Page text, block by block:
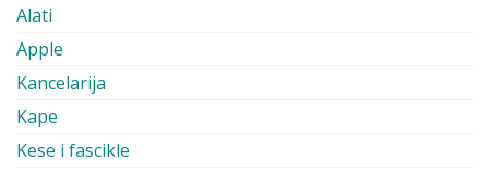
Alati
Apple
Kancelarija
Kape
Kese i fascikle